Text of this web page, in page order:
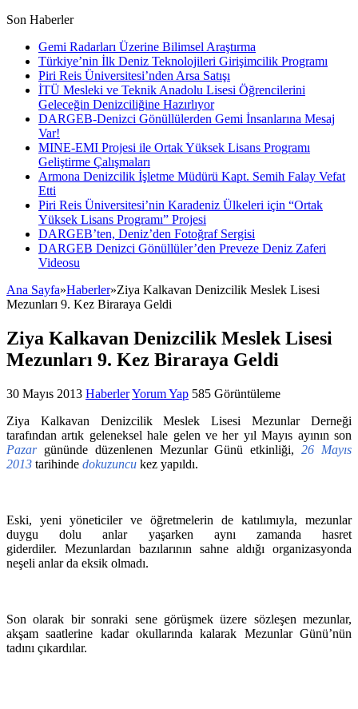
Son Haberler
Gemi Radarları Üzerine Bilimsel Araştırma
Türkiye’nin İlk Deniz Teknolojileri Girişimcilik Programı
Piri Reis Üniversitesi’nden Arsa Satışı
İTÜ Mesleki ve Teknik Anadolu Lisesi Öğrencilerini
Geleceğin Denizciliğine Hazırlıyor
DARGEB-Denizci Gönüllülerden Gemi İnsanlarına Mesaj
Var!
MINE-EMI Projesi ile Ortak Yüksek Lisans Programı
Geliştirme Çalışmaları
Armona Denizcilik İşletme Müdürü Kapt. Semih Falay Vefat
Etti
Piri Reis Üniversitesi’nin Karadeniz Ülkeleri için “Ortak
Yüksek Lisans Programı” Projesi
DARGEB’ten, Deniz’den Fotoğraf Sergisi
DARGEB Denizci Gönüllüler’den Preveze Deniz Zaferi
Videosu
Ana Sayfa»Haberler»Ziya Kalkavan Denizcilik Meslek Lisesi
Mezunları 9. Kez Biraraya Geldi
Ziya Kalkavan Denizcilik Meslek Lisesi
Mezunları 9. Kez Biraraya Geldi
30 Mayıs 2013 HaberlerYorum Yap 585 Görüntüleme
Ziya Kalkavan Denizcilik Meslek Lisesi Mezunlar Derneği
tarafından artık geleneksel hale gelen ve her yıl Mayıs ayının son
Pazargününde düzenlenen Mezunlar Günü etkinliği,26 Mayıs
2013 tarihinde dokuzuncu kez yapıldı.
Eski, yeni yöneticiler ve öğretmelerin de katılımıyla, mezunlar
duygu dolu anlar yaşarken aynı zamanda hasret
giderdiler. Mezunlardan bazılarının sahne aldığı organizasyonda
neşeli anlar da eksik olmadı.
Son olarak bir sonraki sene görüşmek üzere sözleşen mezunlar,
akşam saatlerine kadar okullarında kalarak Mezunlar Günü’nün
tadını çıkardılar.